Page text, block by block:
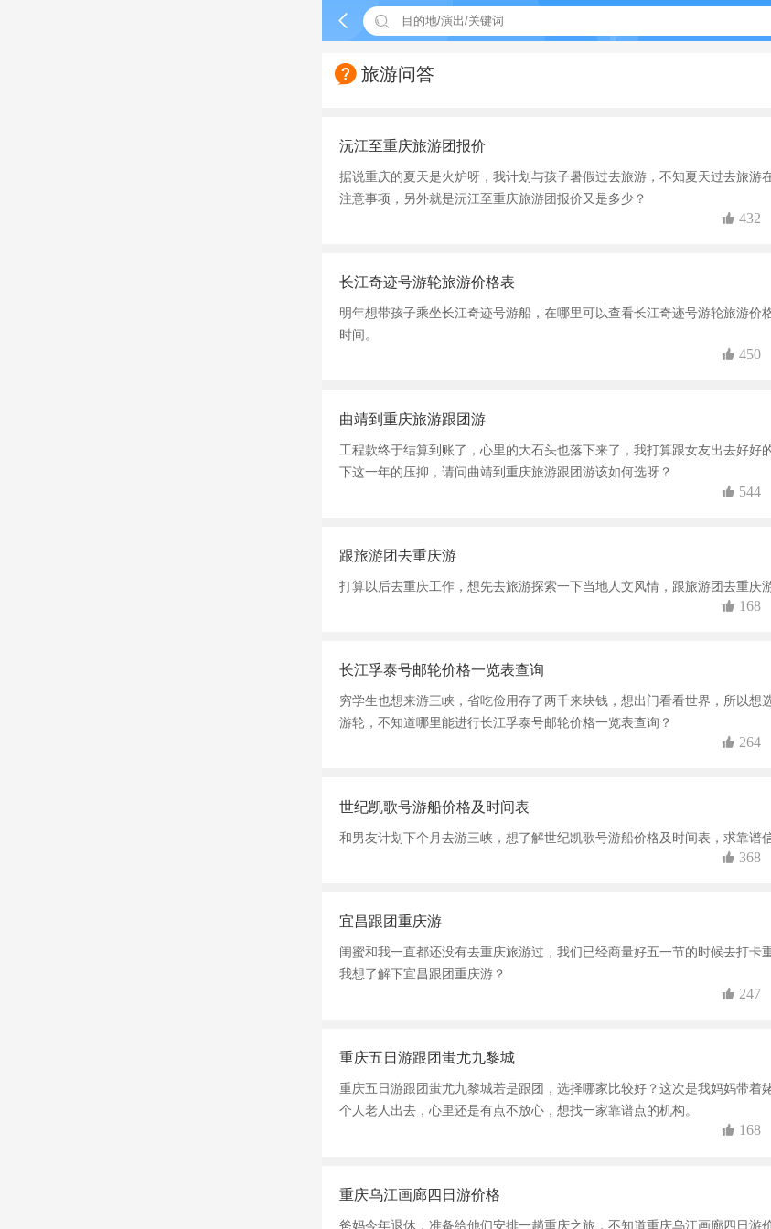
 
 旅游问答
沅江至重庆旅游团报价
据说重庆的夏天是火炉呀，我计划与孩子暑假过去旅游，不知夏天过去旅游
注意事项，另外就是沅江至重庆旅游团报价又是多少？
 432
长江奇迹号游轮旅游价格表
明年想带孩子乘坐长江奇迹号游船，在哪里可以查看长江奇迹号游轮旅游价
时间。
 450
曲靖到重庆旅游跟团游
工程款终于结算到账了，心里的大石头也落下来了，我打算跟女友出去好好
下这一年的压抑，请问曲靖到重庆旅游跟团游该如何选呀？
 544
跟旅游团去重庆游
打算以后去重庆工作，想先去旅游探索一下当地人文风情，跟旅游团去重庆
 168
长江孚泰号邮轮价格一览表查询
穷学生也想来游三峡，省吃俭用存了两千来块钱，想出门看看世界，所以想
游轮，不知道哪里能进行长江孚泰号邮轮价格一览表查询？
 264
世纪凯歌号游船价格及时间表
和男友计划下个月去游三峡，想了解世纪凯歌号游船价格及时间表，求靠谱
 368
宜昌跟团重庆游
闺蜜和我一直都还没有去重庆旅游过，我们已经商量好五一节的时候去打卡
我想了解下宜昌跟团重庆游？
 247
重庆五日游跟团蚩尤九黎城
重庆五日游跟团蚩尤九黎城若是跟团，选择哪家比较好？这次是我妈妈带着
个人老人出去，心里还是有点不放心，想找一家靠谱点的机构。
 168
重庆乌江画廊四日游价格
爸妈今年退休，准备给他们安排一趟重庆之旅，不知道重庆乌江画廊四日游